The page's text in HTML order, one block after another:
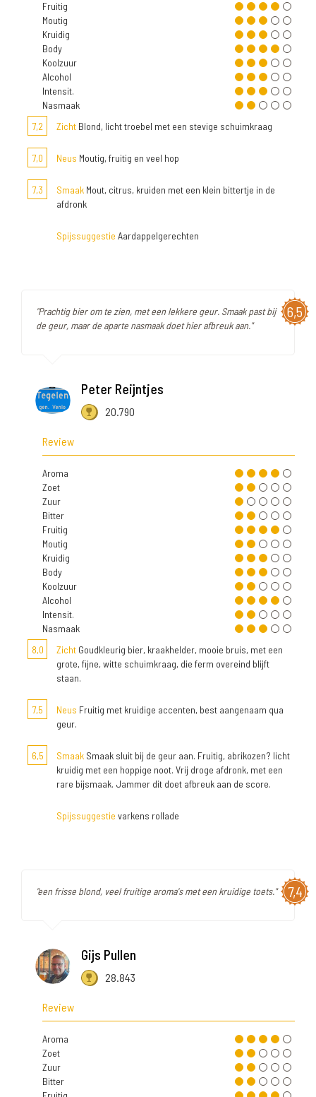
Fruitig
Moutig
Kruidig
Body
Koolzuur
Alcohol
Intensit.
Nasmaak
7,2
Zicht Blond, licht troebel met een stevige schuimkraag
7,0 Neus Moutig, fruitig en veel hop
7,3 Smaak Mout, citrus, kruiden met een klein bittertje in de
afdronk
Spijssuggestie Aardappelgerechten
6,5
"Prachtig bier om te zien, met een lekkere geur. Smaak past bij
de geur, maar de aparte nasmaak doet hier afbreuk aan."
Peter Reijntjes
20.790
Review
Aroma
Zoet
Zuur
Bitter
Fruitig
Moutig
Kruidig
Body
Koolzuur
Alcohol
Intensit.
Nasmaak
8,0
Zicht Goudkleurig bier, kraakhelder, mooie bruis, met een
grote, fijne, witte schuimkraag, die ferm overeind blijft
staan.
7,5 Neus Fruitig met kruidige accenten, best aangenaam qua
geur.
6,5 Smaak Smaak sluit bij de geur aan. Fruitig, abrikozen? licht
kruidig met een hoppige noot. Vrij droge afdronk, met een
rare bijsmaak. Jammer dit doet afbreuk aan de score.
Spijssuggestie varkens rollade
7,4
"een frisse blond, veel fruitige aroma's met een kruidige toets."
Gijs Pullen
28.843
Review
Aroma
Zoet
Zuur
Bitter